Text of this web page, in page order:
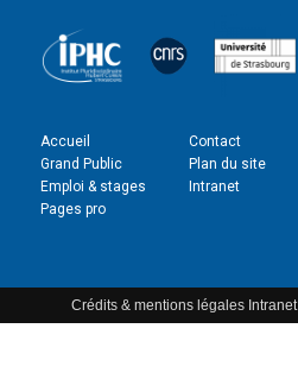
Accueil
Grand Public
Emploi & stages
Pages pro
Contact
Plan du site
Intranet
Crédits & mentions légales Intranet